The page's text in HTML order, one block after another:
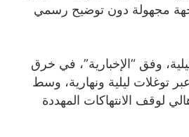
جهة مجهولة دون توضيح رسمي
وفق “الإخبارية”، في خرق
توغلات ليلية ونهارية، وسط
لوقف الانتهاكات المهددة